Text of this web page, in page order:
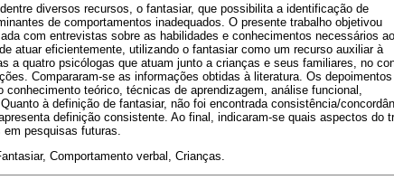
diversos recursos, o fantasiar, que possibilita a identificação de
de comportamentos inadequados. O presente trabalho objetivou
com entrevistas sobre as habilidades e conhecimentos necessários ao
atuar eficientemente, utilizando o fantasiar como um recurso auxiliar à
a quatro psicólogas que atuam junto a crianças e seus familiares, no
Compararam-se as informações obtidas à literatura. Os depoimentos
teórico, técnicas de aprendizagem, análise funcional,
à definição de fantasiar, não foi encontrada consistência/
definição consistente. Ao final, indicaram-se quais aspectos do
pesquisas futuras.
Comportamento verbal, Crianças.